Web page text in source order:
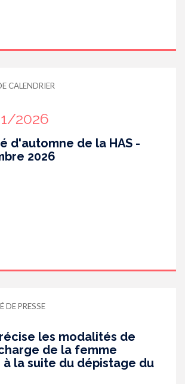
CALENDRIER
2026
d'automne de la HAS -
2026
DE PRESSE
les modalités de
de la femme
la suite du dépistage du